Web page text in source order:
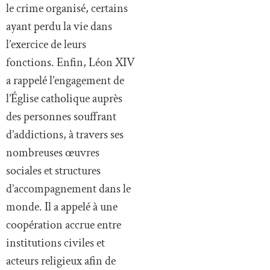
le crime organisé, certains
ayant perdu la vie dans
l’exercice de leurs
fonctions. Enfin, Léon XIV
a rappelé l’engagement de
l’Église catholique auprès
des personnes souffrant
d’addictions, à travers ses
nombreuses œuvres
sociales et structures
d’accompagnement dans le
monde. Il a appelé à une
coopération accrue entre
institutions civiles et
acteurs religieux afin de